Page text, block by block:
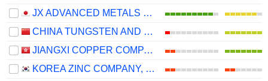
JX ADVANCED METALS CORPORATION
CHINA TUNGSTEN AND HIGHTECH MATERIALS CO.,LTD
JIANGXI COPPER COMPANY LIMITED
KOREA ZINC COMPANY, LTD.